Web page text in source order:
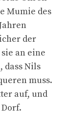
Mumie des
der
an eine
dass Nils
muss.
auf, und